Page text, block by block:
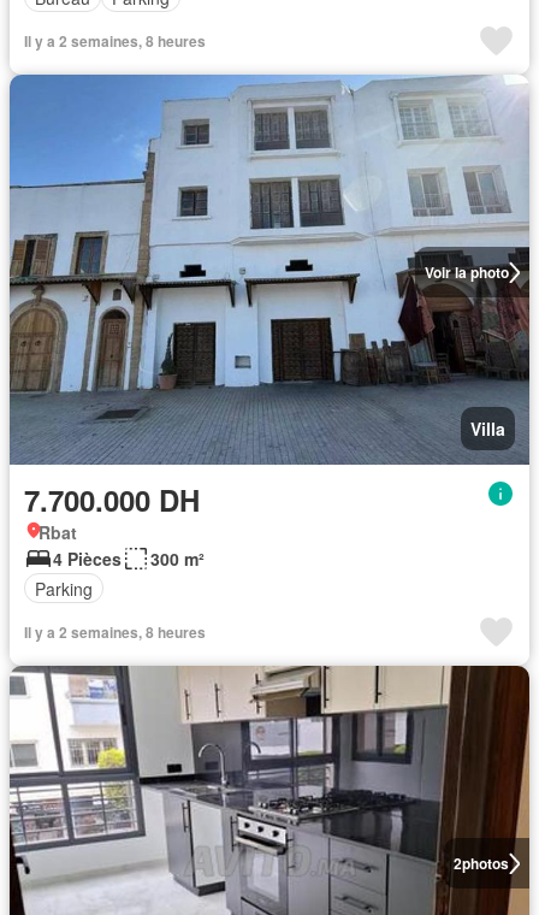
Il y a 2 semaines, 8 heures
Voir la photo
Villa
7.700.000 DH
Rbat
4 Pièces
300 m²
Parking
Il y a 2 semaines, 8 heures
2photos